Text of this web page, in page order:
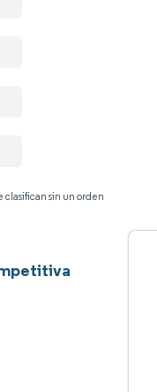
clasifican sin un orden